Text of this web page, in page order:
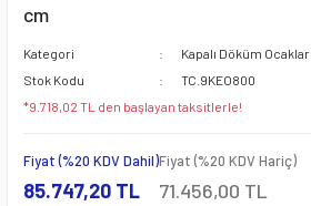
cm
Kategori
Kapalı Döküm Ocaklar
Stok Kodu
TC.9KEO800
*9.718,02 TL den başlayan taksitlerle!
Fiyat (%20 KDV Dahil)
85.747,20 TL
Fiyat (%20 KDV Hariç)
71.456,00 TL